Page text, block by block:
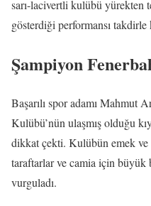
sarı-lacivertli kulübü yürekten
gösterdiği performansı takdirle
Şampiyon
Başarılı spor adamı Mahmut
Kulübü’nün ulaşmış olduğu
dikkat çekti. Kulübün emek
taraftarlar ve camia için büyük
vurguladı.